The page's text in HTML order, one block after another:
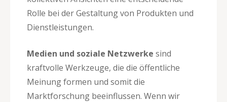
Rolle bei der Gestaltung von Produkten und
Dienstleistungen.
Medien und soziale Netzwerke sind
kraftvolle Werkzeuge, die die öffentliche
Meinung formen und somit die
Marktforschung beeinflussen. Wenn wir